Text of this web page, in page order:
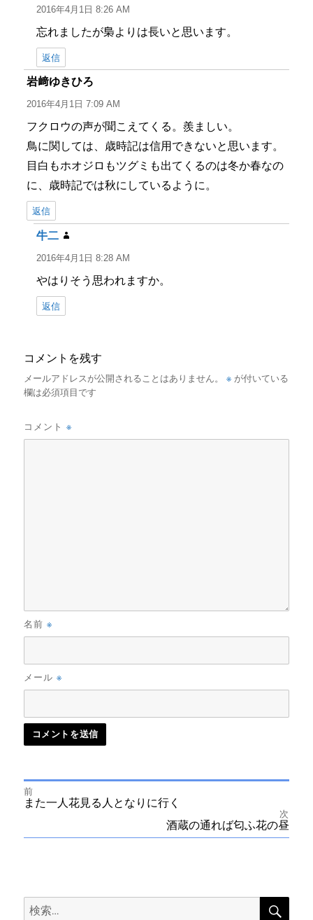
り:
2016年4月1日 8:26 AM
忘れましたが梟よりは長いと思います。
返信
岩﨑ゆきひろ
り:
2016年4月1日 7:09 AM
フクロウの声が聞こえてくる。羨ましい。
鳥に関しては、歳時記は信用できないと思います。
目白もホオジロもツグミも出てくるのは冬か春なの
に、歳時記では秋にしているように。
返信
牛二
り:
2016年4月1日 8:28 AM
やはりそう思われますか。
返信
コメントを残す
メールアドレスが公開されることはありません。 ※ が付いている
欄は必須項目です
コメント※
名前※
メール※
投
前
前
の
稿:
また一人花見る人となりに行く
次
の
酒蔵の通れば匂ふ花の昼
検
検